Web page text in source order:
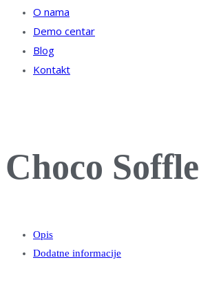
O nama
Demo centar
Blog
Kontakt
Choco Soffle
Opis
Dodatne informacije